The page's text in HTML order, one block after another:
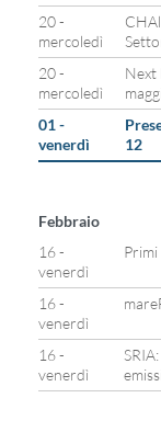
20 -
mercoledì
20 -
mercoledì
Next
01 -
venerdì
12
Febbraio
16 -
venerdì
16 -
venerdì
16 -
venerdì